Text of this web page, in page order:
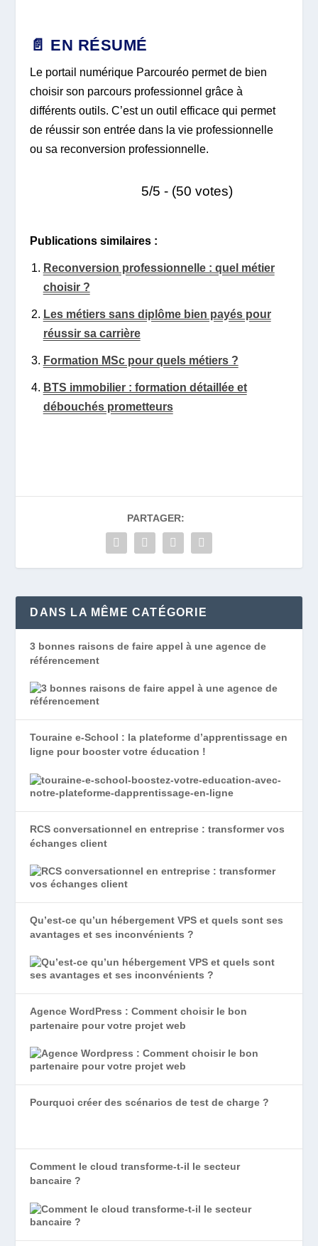
📄 EN RÉSUMÉ
Le portail numérique Parcouréo permet de bien
choisir son parcours professionnel grâce à
différents outils. C’est un outil efficace qui permet
de réussir son entrée dans la vie professionnelle
ou sa reconversion professionnelle.
5/5 - (50 votes)
Publications similaires :
Reconversion professionnelle : quel métier
choisir ?
Les métiers sans diplôme bien payés pour
réussir sa carrière
Formation MSc pour quels métiers ?
BTS immobilier : formation détaillée et
débouchés prometteurs
PARTAGER:
DANS LA MÊME CATÉGORIE
3 bonnes raisons de faire appel à une agence de
référencement
Touraine e-School : la plateforme d’apprentissage en
ligne pour booster votre éducation !
RCS conversationnel en entreprise : transformer vos
échanges client
Qu’est-ce qu’un hébergement VPS et quels sont ses
avantages et ses inconvénients ?
Agence WordPress : Comment choisir le bon
partenaire pour votre projet web
Pourquoi créer des scénarios de test de charge ?
Comment le cloud transforme-t-il le secteur
bancaire ?